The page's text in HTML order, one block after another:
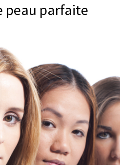
peau parfaite